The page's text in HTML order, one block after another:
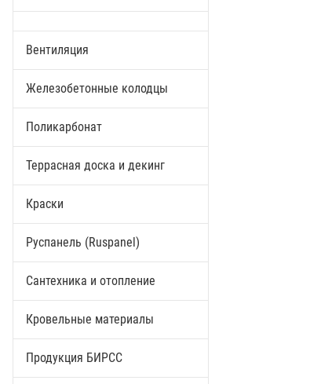
Вентиляция
Железобетонные колодцы
Поликарбонат
Террасная доска и декинг
Краски
Руспанель (Ruspanel)
Сантехника и отопление
Кровельные материалы
Продукция БИРСС